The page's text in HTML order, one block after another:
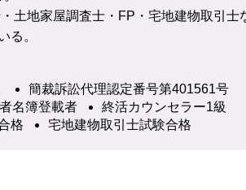
土地家屋調査士・FP・宅地建物取引士
る。
簡裁訴訟代理認定番号第401561号
名簿登載者
終活カウンセラー1級
格 宅地建物取引士試験合格